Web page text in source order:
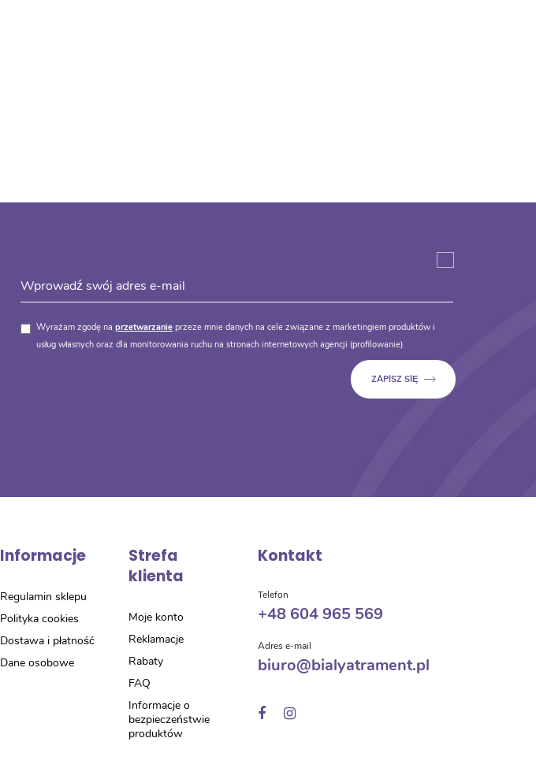
Wyrażam zgodę na przetwarzanie przeze mnie danych na cele związane z marketingiem produktów i
usług własnych oraz dla monitorowania ruchu na stronach internetowych agencji (profilowanie).
Informacje
Regulamin sklepu
Polityka cookies
Dostawa i płatność
Dane osobowe
Strefa
klienta
Moje konto
Reklamacje
Rabaty
FAQ
Informacje o
bezpieczeństwie
produktów
Kontakt
Telefon
+48 604 965 569
Adres e-mail
biuro@bialyatrament.pl